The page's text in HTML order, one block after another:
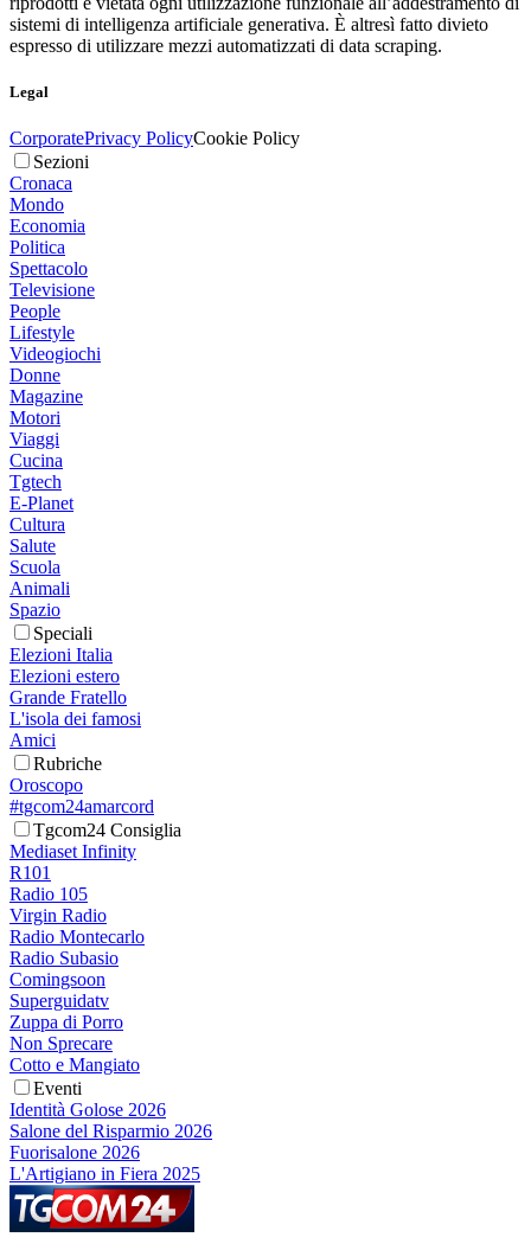
sistemi di intelligenza artificiale generativa. È altresì fatto divieto
espresso di utilizzare mezzi automatizzati di data scraping.
Legal
CorporatePrivacy PolicyCookie Policy
Sezioni
Cronaca
Mondo
Economia
Politica
Spettacolo
Televisione
People
Lifestyle
Videogiochi
Donne
Magazine
Motori
Viaggi
Cucina
Tgtech
E-Planet
Cultura
Salute
Scuola
Animali
Spazio
Speciali
Elezioni Italia
Elezioni estero
Grande Fratello
L'isola dei famosi
Amici
Rubriche
Oroscopo
#tgcom24amarcord
Tgcom24 Consiglia
Mediaset Infinity
R101
Radio 105
Virgin Radio
Radio Montecarlo
Radio Subasio
Comingsoon
Superguidatv
Zuppa di Porro
Non Sprecare
Cotto e Mangiato
Eventi
Identità Golose 2026
Salone del Risparmio 2026
Fuorisalone 2026
L'Artigiano in Fiera 2025